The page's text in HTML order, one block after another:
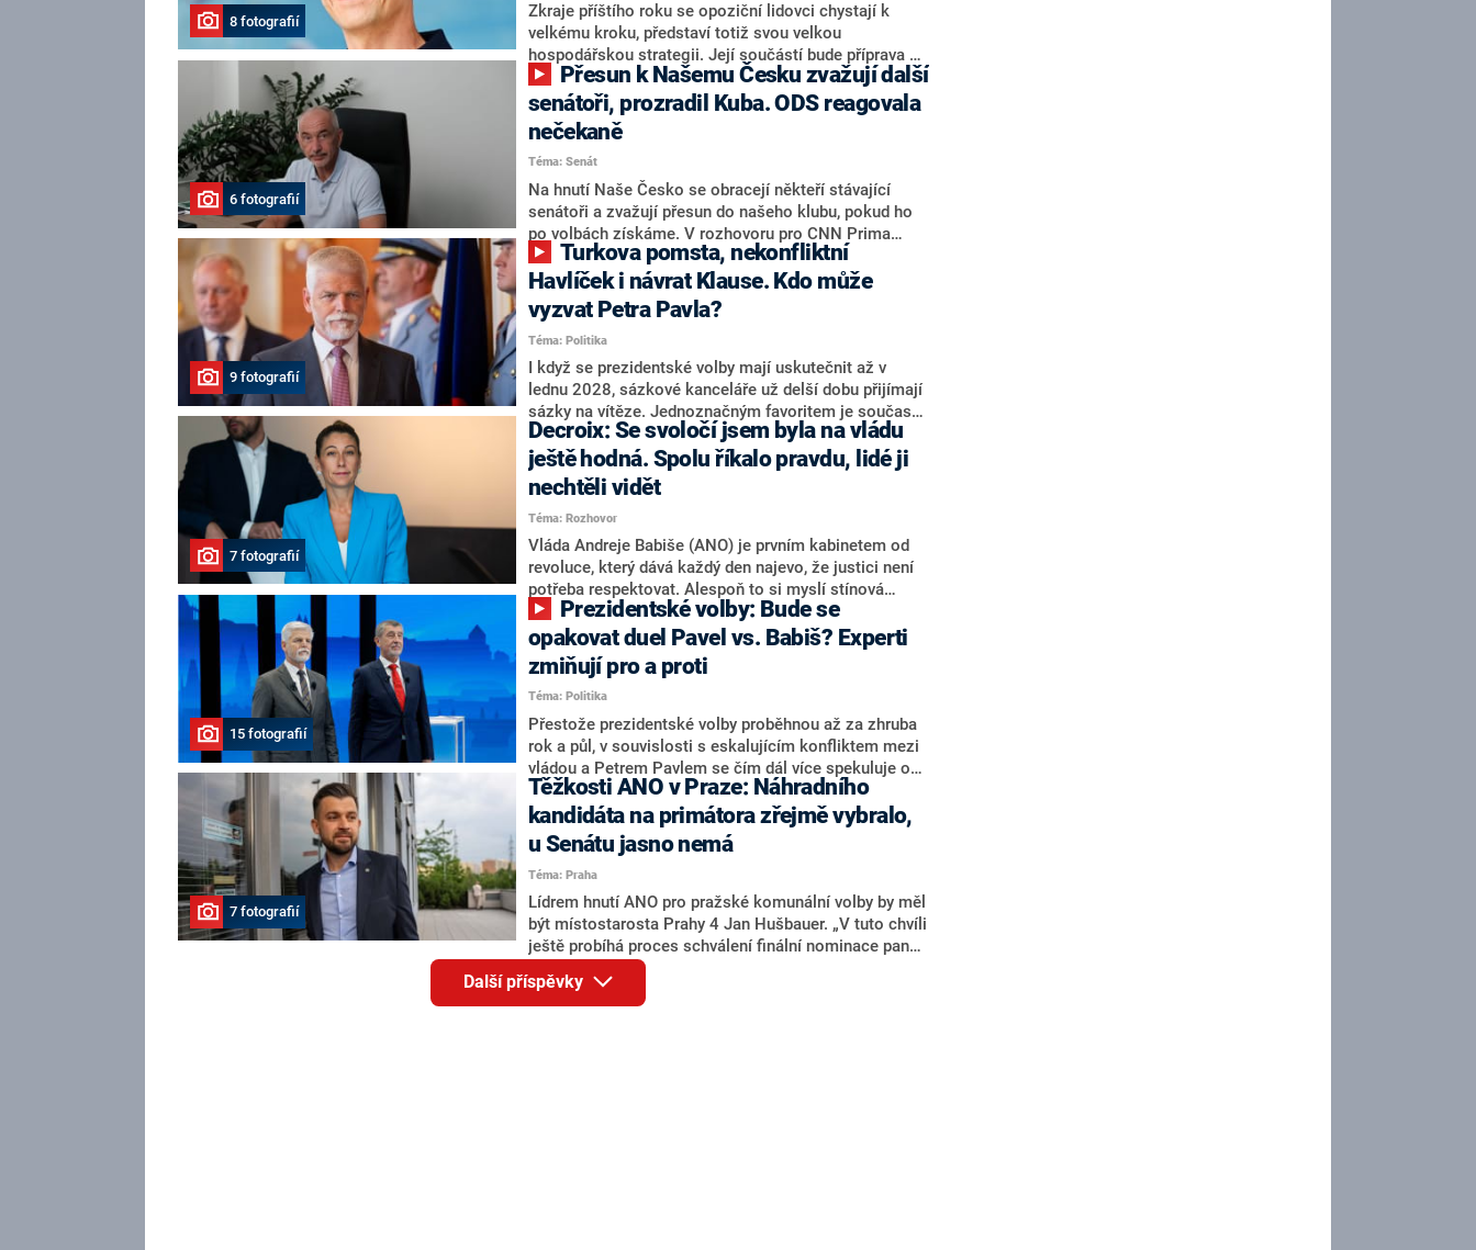
8 fotografií
Zkraje příštího roku se opoziční lidovci chystají k
velkému kroku, představí totiž svou velkou
hospodářskou strategii. Její součástí bude příprava na
stárnutí populace, řekl ve středu na setkání s novináři
nový předseda lidovců Jan Grolich. Ten zároveň v
senátních volbách kandiduje ve Vyškově. Popsal i
aktivitu opozice, o níž vládní strany nebo političtí
komentátoři mluví jako o slabé a v defenzivě. „Je to
úmorná práce upozorňovat na chyby vlády. Ministři s
námi navíc nechodí do debat. Chceme ale ukazovat
svoje témata,“ odpověděl Grolich na dotaz CNN Prima
NEWS.
6 fotografií
senátoři, prozradil Kuba. ODS reagovala
nečekaně
Téma: Senát
Na hnutí Naše Česko se obracejí někteří stávající
senátoři a zvažují přesun do našeho klubu, pokud ho
po volbách získáme. V rozhovoru pro CNN Prima
NEWS to řekl zakladatel hnutí a jihočeský hejtman
Martin Kuba. Konkrétní nebyl, ale získat by takto mohl
například senátora Zdeňka Hrabu, který je dnes
součástí klubu ODS a TOP 09. Hraba to na dotaz
redakce nevyloučil. Předseda klubu senátorů ODS
Zdeněk Nytra redakci řekl, že počítá s odchodem
některých senátorů z klubu a že Naše Česko není
nepřítel, ale soupeř.
9 fotografií
Havlíček i návrat Klause. Kdo může
vyzvat Petra Pavla?
Téma: Politika
I když se prezidentské volby mají uskutečnit až v
lednu 2028, sázkové kanceláře už delší dobu přijímají
sázky na vítěze. Jednoznačným favoritem je současná
hlava státu Petr Pavel. Daleko za ním pak bookmakeři
zmiňují dva výrazné politiky ANO, tedy premiéra
Andreje Babiše a ministra průmyslu Karla Havlíčka.
Oblíbeným tipem samotných sázkařů je poslanec za
Motoristy Filip Turek. Politolog Jan Kubáček nicméně
o případné kandidatuře kohokoliv ze zmíněné trojice
značně pochybuje. Podle něj současná koalice dosud
nemá osobu, která by Pavlovi mohla konkurovat.
7 fotografií
Decroix: Se svoločí jsem byla na vládu
ještě hodná. Spolu říkalo pravdu, lidé ji
nechtěli vidět
Téma: Rozhovor
Vláda Andreje Babiše (ANO) je prvním kabinetem od
revoluce, který dává každý den najevo, že justici není
potřeba respektovat. Alespoň to si myslí stínová
ministryně spravedlnosti ODS Eva Decroix. V
rozhovoru pro CNN Prima NEWS si nebrala servítky
ohledně politického výkonu svého nástupce Jeronýma
Tejce (za ANO) či vládní zmocněnkyně pro lidská
práva Taťány Malé (ANO). Označením „svoloč“ na
adresu vlády prý byla ještě hodná. Decroix se také
vrátila k volební porážce koalice Spolu či promluvila o
hnutí Naše Česko Martina Kuby.
15 fotografií
opakovat duel Pavel vs. Babiš? Experti
zmiňují pro a proti
Téma: Politika
Přestože prezidentské volby proběhnou až za zhruba
rok a půl, v souvislosti s eskalujícím konfliktem mezi
vládou a Petrem Pavlem se čím dál více spekuluje o
tom, koho by do bitvy o Hrad mohla vyslat současná
koalice. Někteří političtí komentátoři znovu vytahují
jméno premiéra Andreje Babiše (ANO). Jak moc je
pravděpodobné, že se v prezidentských volbách 2028
bude znovu opakovat souboj z roku 2023?
7 fotografií
Těžkosti ANO v Praze: Náhradního
kandidáta na primátora zřejmě vybralo,
u Senátu jasno nemá
Téma: Praha
Lídrem hnutí ANO pro pražské komunální volby by měl
být místostarosta Prahy 4 Jan Hušbauer. „V tuto chvíli
ještě probíhá proces schválení finální nominace pana
Jana Hušbauera Výborem hnutí ANO,“ uvedl pro
redakci místopředseda pražského ANO Martin
Benkovič. O Hušbauerovi se spekulovalo jako o
Další příspěvky